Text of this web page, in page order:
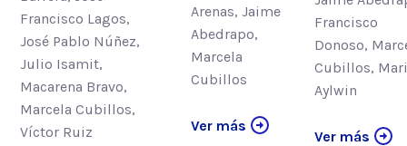
Francisco Lagos,
José Pablo Núñez,
Julio Isamit,
Macarena Bravo,
Marcela Cubillos,
Víctor Ruiz
Arenas, Jaime
Abedrapo,
Marcela
Cubillos
Ver más
Francisco
Donoso,
Cubillos,
Aylwin
Ver más